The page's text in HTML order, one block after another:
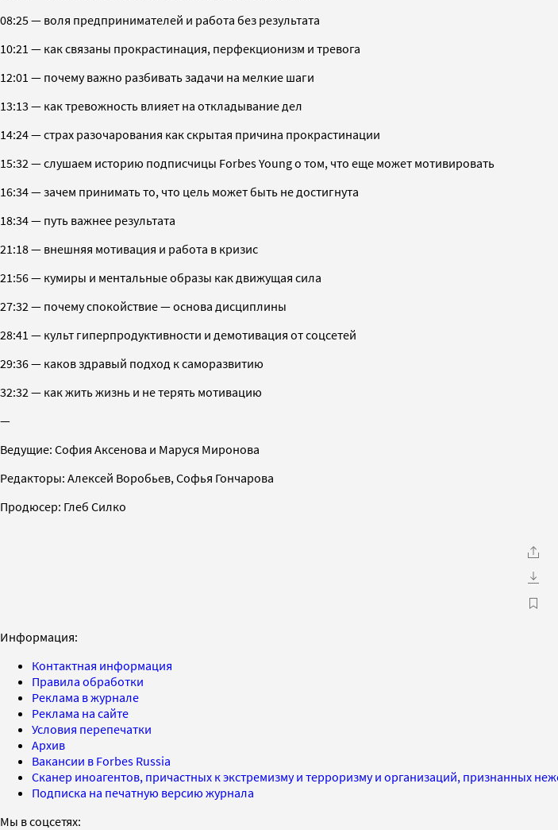
08:25 — воля предпринимателей и работа без результата
10:21 — как связаны прокрастинация, перфекционизм и тревога
12:01 — почему важно разбивать задачи на мелкие шаги
13:13 — как тревожность влияет на откладывание дел
14:24 — страх разочарования как скрытая причина прокрастинации
15:32 — слушаем историю подписчицы Forbes Young о том, что еще может мотивировать
16:34 — зачем принимать то, что цель может быть не достигнута
18:34 — путь важнее результата
21:18 — внешняя мотивация и работа в кризис
21:56 — кумиры и ментальные образы как движущая сила
27:32 — почему спокойствие — основа дисциплины
28:41 — культ гиперпродуктивности и демотивация от соцсетей
29:36 — каков здравый подход к саморазвитию
32:32 — как жить жизнь и не терять мотивацию
—
Ведущие: София Аксенова и Маруся Миронова
Редакторы: Алексей Воробьев, Софья Гончарова
Продюсер: Глеб Силко
Информация:
Контактная информация
Правила обработки
Реклама в журнале
Реклама на сайте
Условия перепечатки
Архив
Вакансии в Forbes Russia
Сканер иноагентов, причастных к экстремизму и терроризму и организаций, признанных
Подписка на печатную версию журнала
Мы в соцсетях: